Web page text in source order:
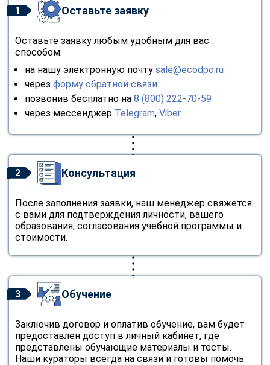
1 Оставьте заявку
Оставьте заявку любым удобным для вас
способом:
на нашу электронную почту sale@ecodpo.ru
через форму обратной связи
позвонив бесплатно на 8 (800) 222-70-59
через мессенджер Telegram, Viber
2 Консультация
После заполнения заявки, наш менеджер свяжется
с вами для подтверждения личности, вашего
образования, согласования учебной программы и
стоимости.
3 Обучение
Заключив договор и оплатив обучение, вам будет
предоставлен доступ в личный кабинет, где
представлены обучающие материалы и тесты.
Наши кураторы всегда на связи и готовы помочь.